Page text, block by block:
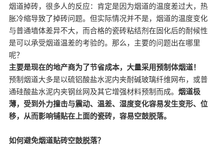
烟道掉砖，很多人的反应：肯定是因为烟道的温度差过大，热
胀冷缩导致了掉砖问题。但实际情况并不是，烟道的温度变化
与普通墙体差异不大，而合格的瓷砖粘结剂在固化后的耐候性
是可以承受烟道温差的考验的。那么，主要的问题出在哪里
呢？
主要是现在的地产商为了节省成本，大量采用预制体烟道！
预制烟道大多是以硫铝酸盐水泥内夹耐碱玻璃纤维网布，或普
通硅酸盐水泥内夹钢丝网及其它增强材料预制而成。 烟道极
薄，受到外力撞击与震动、温差、湿度变化容易发生变形、位
移，从而影响铺贴在上面的瓷砖，容易空鼓脱落。
如何避免烟道贴砖空鼓脱落？